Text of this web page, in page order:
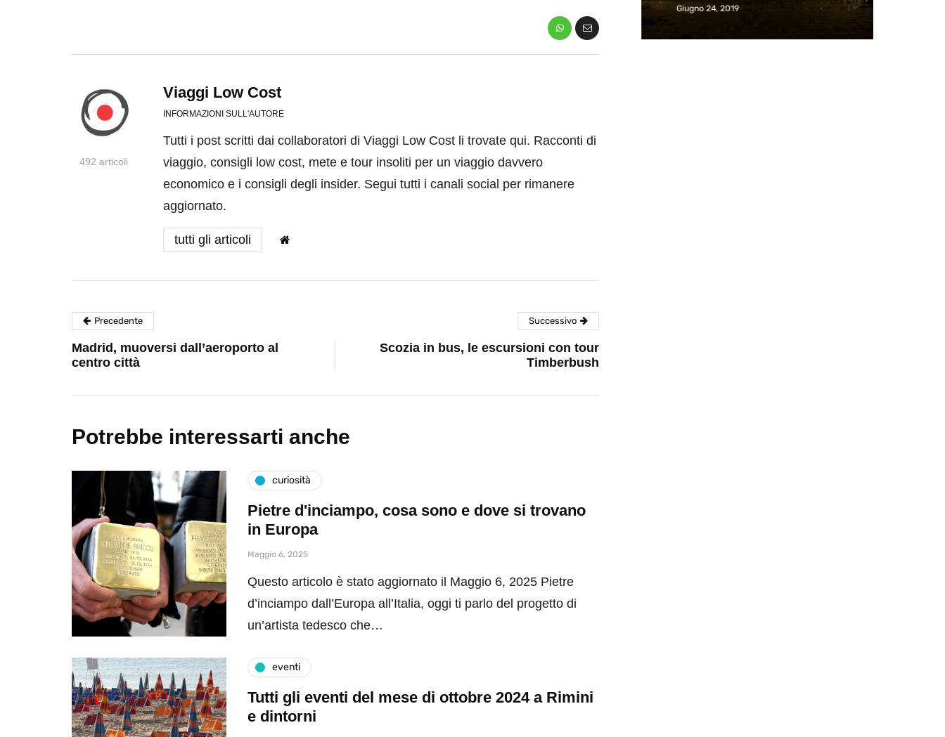
Giugno 24, 2019
492 articoli
Viaggi Low Cost
INFORMAZIONI SULL'AUTORE
Tutti i post scritti dai collaboratori di Viaggi Low Cost li trovate qui. Racconti di
viaggio, consigli low cost, mete e tour insoliti per un viaggio davvero
economico e i consigli degli insider. Segui tutti i canali social per rimanere
aggiornato.
tutti gli articoli
Precedente
Madrid, muoversi dall’aeroporto al
centro città
Successivo
Scozia in bus, le escursioni con tour
Timberbush
Potrebbe interessarti anche
curiosità
Pietre d'inciampo, cosa sono e dove si trovano
in Europa
Maggio 6, 2025
Questo articolo è stato aggiornato il Maggio 6, 2025 Pietre
d’inciampo dall’Europa all’Italia, oggi ti parlo del progetto di
un’artista tedesco che…
eventi
Tutti gli eventi del mese di ottobre 2024 a Rimini
e dintorni